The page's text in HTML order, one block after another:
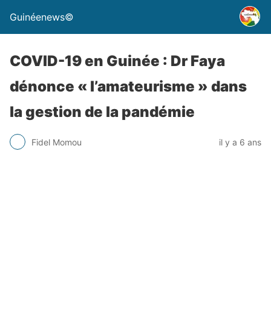
Guinéenews©
COVID-19 en Guinée : Dr Faya
dénonce « l’amateurisme » dans
la gestion de la pandémie
Fidel Momou il y a 6 ans